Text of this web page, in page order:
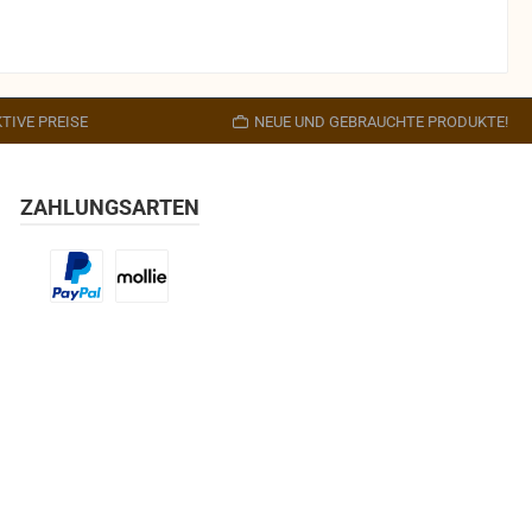
PREISE NEUE UND GEBRAUCHTE PRODUKTE!
ZAHLUNGSARTEN